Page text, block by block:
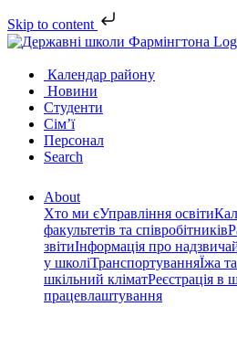
Skip to content
Календар району
Новини
Студенти
Сім’ї
Персонал
Search
About
Хто ми єУправління освіти
факультетів та співробітників
звітиІнформація про
у школіТранспортуванняЇжа
шкільний кліматРеєстрація в
працевлаштування